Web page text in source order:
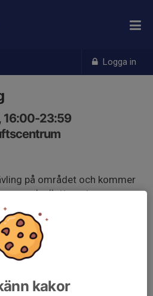
Logga in
16:00-23:59
på området och kommer
och elluttag ute.
kakor